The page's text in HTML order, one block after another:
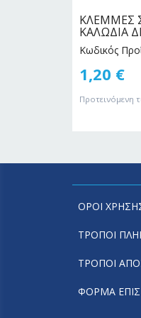
ΚΛΕΜΜΕΣ
ΚΑΛΩΔΙΑ
Κωδικός
1,20 €
Προτεινόμενη
ΟΡΟΙ
ΤΡΟΠΟΙ
ΤΡΟΠΟΙ
ΦΟΡΜΑ